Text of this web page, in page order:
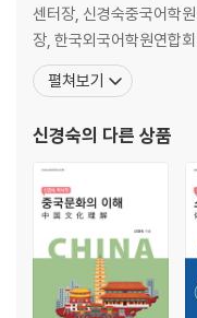
익숙함을
내려놓자, 다시 성장할 수 있
사라진 뒤, 경험이 나를 다시
PART 3. 내 경험은 아직 결
AI는 내 가능성을 대신하지
센터장, 신경숙중국어학
장, 한국외국어학원연합
서울지회 부회장, 대한상
해외판 한국대표처 사장,
중국어 교사 자격, 중국언
펼쳐보기
신경숙의 다른 상품